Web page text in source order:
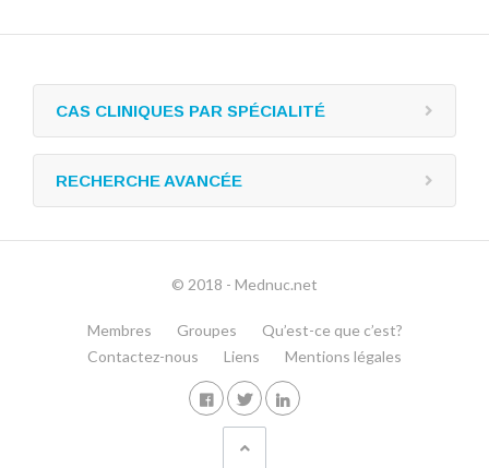
CAS CLINIQUES PAR SPÉCIALITÉ
RECHERCHE AVANCÉE
© 2018 - Mednuc.net
Membres Groupes
Qu’est-ce que c’est?
Contactez-nous
Liens Mentions légales